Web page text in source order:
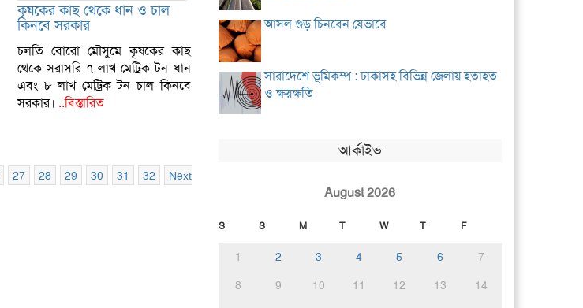
কৃষকের কাছ থেকে ধান ও চাল
কিনবে সরকার
চলতি বোরো মৌসুমে কৃষকের কাছ
থেকে সরাসরি ৭ লাখ মেট্রিক টন ধান
এবং ৮ লাখ মেট্রিক টন চাল কিনবে
সরকার। ..বিস্তারিত
27 28 29 30 31 32
Next
আসল গুড় চিনবেন যেভাবে
সারাদেশে ভূমিকম্প : ঢাকাসহ বিভিন্ন জেলায় হতাহত
ও ক্ষয়ক্ষতি
আর্কাইভ
August 2026
S S M T W T F
1 2 3 4 5 6
7
8
9 10 11 12 13
14